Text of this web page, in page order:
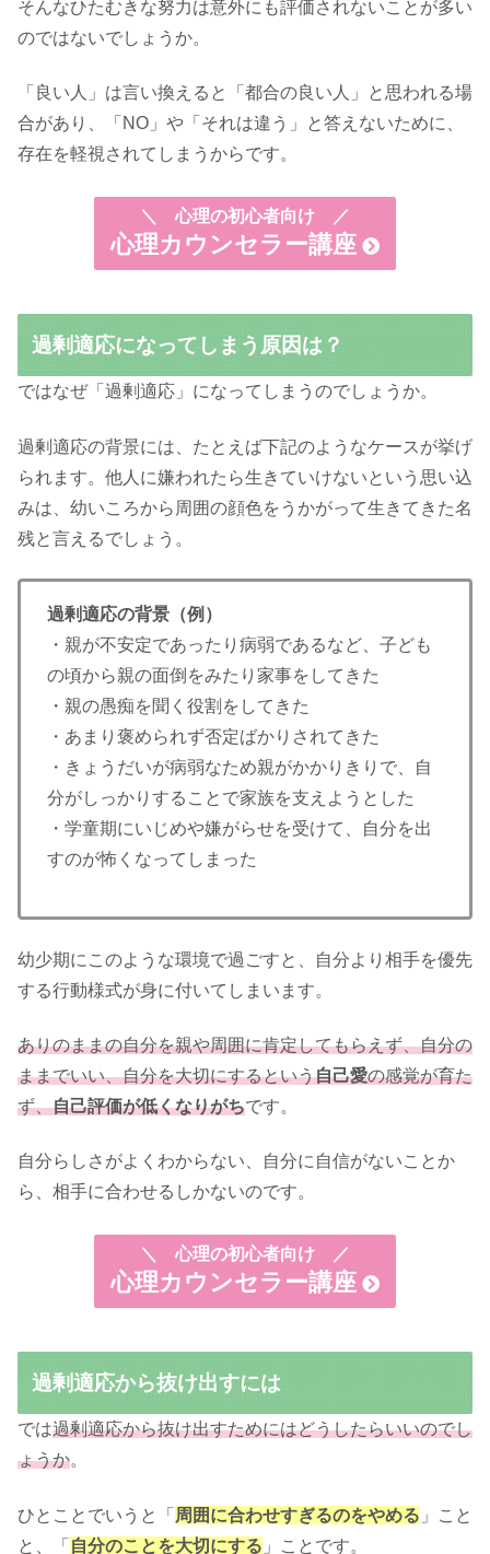
そんなひたむきな努力は意外にも評価されないことが多い
のではないでしょうか。
「良い人」は言い換えると「都合の良い人」と思われる場
合があり、「NO」や「それは違う」と答えないために、
存在を軽視されてしまうからです。
＼ 心理の初心者向け ／
心理カウンセラー講座
過剰適応になってしまう原因は？
ではなぜ「過剰適応」になってしまうのでしょうか。
過剰適応の背景には、たとえば下記のようなケースが挙げ
られます。他人に嫌われたら生きていけないという思い込
みは、幼いころから周囲の顔色をうかがって生きてきた名
残と言えるでしょう。
過剰適応の背景（例）
・親が不安定であったり病弱であるなど、子ども
の頃から親の面倒をみたり家事をしてきた
・親の愚痴を聞く役割をしてきた
・あまり褒められず否定ばかりされてきた
・きょうだいが病弱なため親がかかりきりで、自
分がしっかりすることで家族を支えようとした
・学童期にいじめや嫌がらせを受けて、自分を出
すのが怖くなってしまった
幼少期にこのような環境で過ごすと、自分より相手を優先
する行動様式が身に付いてしまいます。
ありのままの自分を親や周囲に肯定してもらえず、自分の
ままでいい、自分を大切にするという自己愛の感覚が育た
ず、自己評価が低くなりがちです。
自分らしさがよくわからない、自分に自信がないことか
ら、相手に合わせるしかないのです。
＼ 心理の初心者向け ／
心理カウンセラー講座
過剰適応から抜け出すには
では過剰適応から抜け出すためにはどうしたらいいのでし
ょうか。
ひとことでいうと「 周囲に合わせすぎるのをやめる 」こと
と、「 自分のことを大切にする 」ことです。